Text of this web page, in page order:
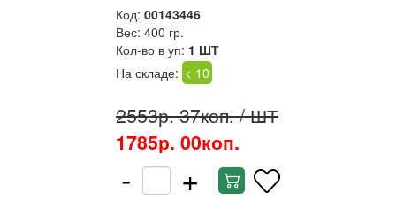
Код: 00143446
Вес: 400 гр.
Кол-во в уп: 1 ШТ
На складе: < 10
2553р. 37коп./ ШТ
1785р. 00коп.
- +